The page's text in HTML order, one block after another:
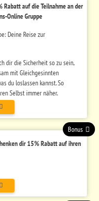
Rabatt auf die Teilnahme an der
Online Gruppe
Deine Reise zur
dir die Sicherheit so zu sein,
mit Gleichgesinnten
du loslassen kannst. So
Selbst immer näher.
dir 15% Rabatt auf ihren
Bonus